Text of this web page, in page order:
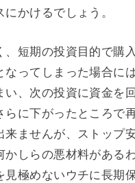
かけるでしょう。
、短期の投資目的で購
なってしまった場合に
い、次の投資に資金を
らに下がったところで
来ませんが、ストップ
かしらの悪材料がある
見極めないウチに長期